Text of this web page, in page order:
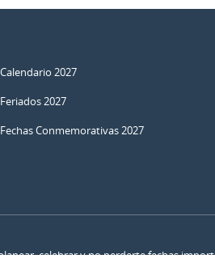
Calendario 2027
Feriados 2027
Fechas Conmemorativas 2027
celebrar y no perderte fechas